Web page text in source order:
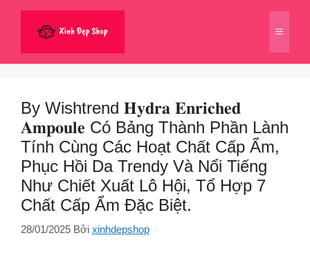
dung
Menu
By Wishtrend 𝐇𝐲𝐝𝐫𝐚 𝐄𝐧𝐫𝐢𝐜𝐡𝐞𝐝
𝐀𝐦𝐩𝐨𝐮𝐥𝐞 Có Bảng Thành Phần Lành
Tính Cùng Các Hoạt Chất Cấp Ẩm,
Phục Hồi Da Trendy Và Nổi Tiếng
Như Chiết Xuất Lô Hội, Tổ Hợp 7
Chất Cấp Ẩm Đặc Biệt.
28/01/2025 Bởi xinhdepshop